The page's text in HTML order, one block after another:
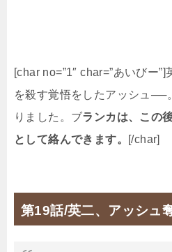
[char no=”1″ char=”あいびー
を殺す覚悟をしたアッシュ──
りました。ブランカは、この
として絡んできます。
[/char]
第19話/英二、アッシュ